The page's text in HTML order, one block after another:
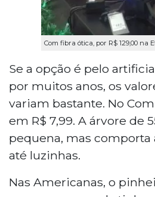
Com fibra ótica, por R$ 129,00 na
Se a opção é pelo
por muitos anos, os
variam bastante. No
em R$ 7,99. A árvore de
pequena, mas comporta
até luzinhas.
Nas Americanas, o